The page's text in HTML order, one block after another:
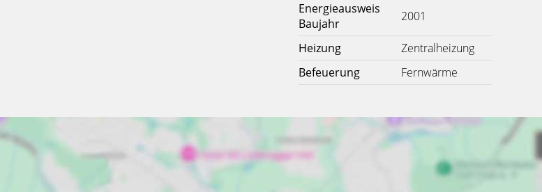
Energieausweis
Baujahr
2001
Heizung
Zentralheizung
Befeuerung
Fernwärme